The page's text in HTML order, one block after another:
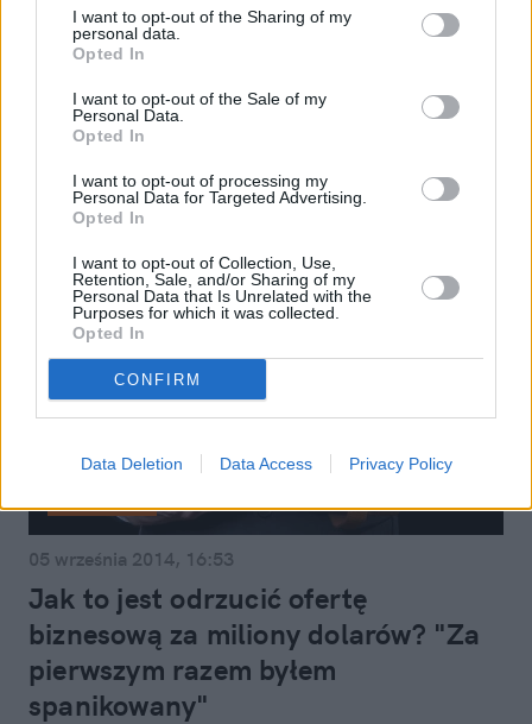
I want to opt-out of the Sharing of my
personal data.
Opted In
I want to opt-out of the Sale of my
Personal Data.
Opted In
I want to opt-out of processing my
Personal Data for Targeted Advertising.
Opted In
I want to opt-out of Collection, Use,
Retention, Sale, and/or Sharing of my
Personal Data that Is Unrelated with the
Purposes for which it was collected.
Opted In
CONFIRM
Data Deletion Data Access Privacy Policy
Innowatorzy znad Wisły. Polski
rynek startupów nie jest jeszcze
dojrzały, ale mamy doświadczonych
przedsiębiorców
Filmy i seriale
05 września 2014, 16:53
Jak to jest odrzucić ofertę
biznesową za miliony dolarów? "Za
pierwszym razem byłem
spanikowany"